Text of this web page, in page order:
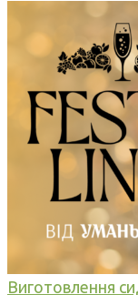
Виготовлення